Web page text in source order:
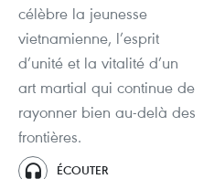
célèbre la jeunesse
vietnamienne, l’esprit
d’unité et la vitalité d’un
art martial qui continue de
rayonner bien au-delà des
frontières.
ÉCOUTER